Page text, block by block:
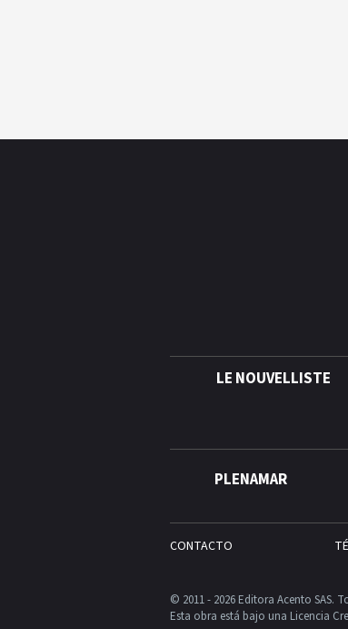
LE NOUVELLISTE
PLENAMAR
CONTACTO
© 2011 - 2026 Editora Acento SAS.
Esta obra está bajo una Licencia